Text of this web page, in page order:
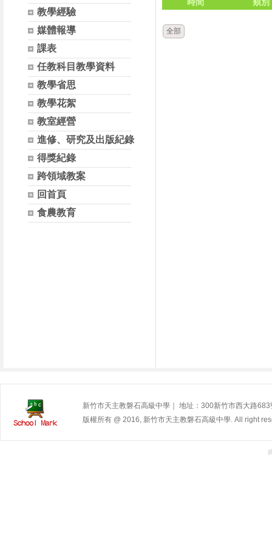
教學經驗
媒體報導
課表
任教科目教學資料
教學省思
教學花絮
教室經營
進修、研究及出版紀錄
得獎紀錄
跨領域教案
回首頁
食農教育
全部
新竹市天主教磐石高級中學｜ 地址：300新竹市西大路
版權所有 @ 2016, 新竹市天主教磐石高級中學. All right